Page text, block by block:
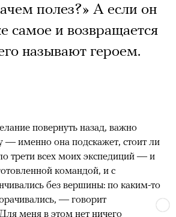
полез?» А если он
самое и возвращается
называют героем.
повернуть назад, важно
— именно она подскажет, стоит ли
трети всех моих экспедиций — и
командой, и с
без вершины: по каким-то
— говорит
меня в этом нет ничего